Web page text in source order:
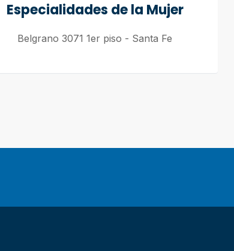
Especialidades de la Mujer
Belgrano 3071 1er piso - Santa Fe